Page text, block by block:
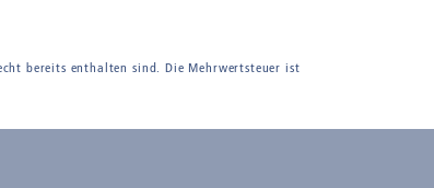
bereits enthalten sind. Die Mehrwertsteuer ist